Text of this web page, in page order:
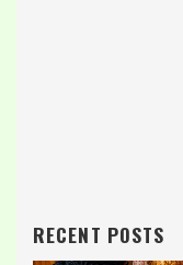
RECENT POSTS